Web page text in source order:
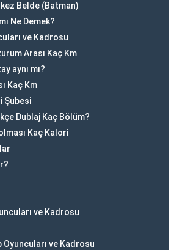
Belde (Batman)
Ne Demek?
ve Kadrosu
Arası Kaç Km
aynı mı?
Kaç Km
Şubesi
Dublaj Kaç Bölüm?
Kaç Kalori
ve Kadrosu
Oyuncuları ve Kadrosu